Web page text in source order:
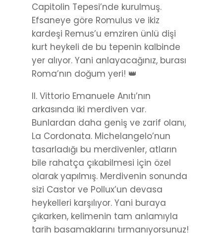
Capitolin Tepesi’nde kurulmuş.
Efsaneye göre Romulus ve ikiz
kardeşi Remus’u emziren ünlü dişi
kurt heykeli de bu tepenin kalbinde
yer alıyor. Yani anlayacağınız, burası
Roma’nın doğum yeri! 👑
II. Vittorio Emanuele Anıtı’nın
arkasında iki merdiven var.
Bunlardan daha geniş ve zarif olanı,
La Cordonata. Michelangelo’nun
tasarladığı bu merdivenler, atların
bile rahatça çıkabilmesi için özel
olarak yapılmış. Merdivenin sonunda
sizi Castor ve Pollux’un devasa
heykelleri karşılıyor. Yani buraya
çıkarken, kelimenin tam anlamıyla
tarih basamaklarını tırmanıyorsunuz!